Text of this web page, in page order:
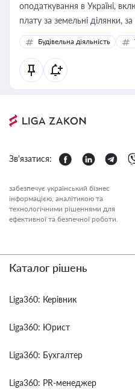
оподаткування в Україні,
Будівельна діяльність
Зв'язатися:
забезпечує український бізнес
інформацією, аналітикою та
технологічними рішеннями для
ефективної та безпечної роботи.
Каталог рішень
Liga360: Керівник
Liga360: Юрист
Liga360: Бухгалтер
Liga360: PR-менеджер